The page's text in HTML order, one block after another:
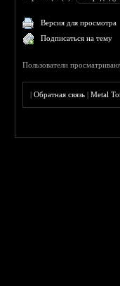
Версия для просмотра
Подписаться на тему
Пользователи
|Обратная связь |Metal